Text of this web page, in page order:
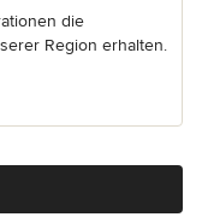
die
Region erhalten.